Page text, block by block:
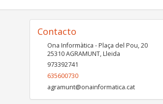
Contacto
Ona Informàtica - Plaça del Pou, 20
25310AGRAMUNT,Lleida
973392741
635600730
agramunt@onainformatica.cat